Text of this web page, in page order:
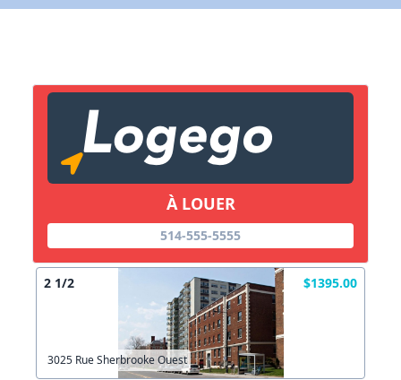
À LOUER
514-555-5555
2 1/2 $1395.00
3025 Rue Sherbrooke Ouest
Lien vers inscription (sera inclus dans courriel)
Copier lien
X Fermer
X Fermer